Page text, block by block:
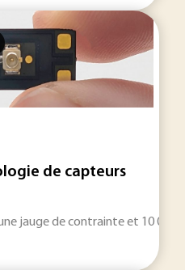
de capteurs
jauge de contrainte et 10 000